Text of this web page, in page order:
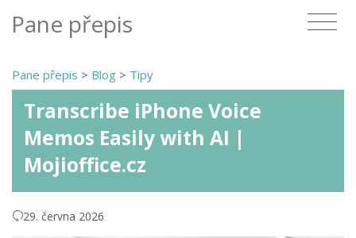
Pane přepis
Pane přepis > Blog > Tipy
Transcribe iPhone Voice
Memos Easily with AI |
Mojioffice.cz
29. června 2026